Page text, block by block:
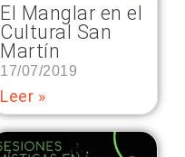
El Manglar en el
Cultural San
Martín
17/07/2019
Leer »